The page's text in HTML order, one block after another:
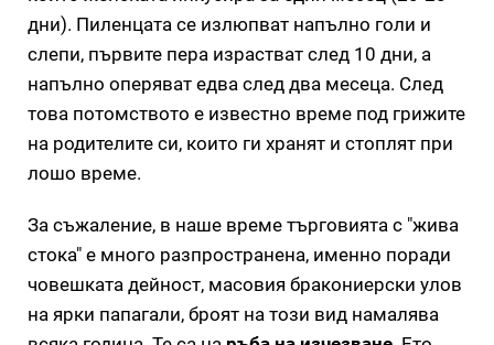
дни). Пиленцата се излюпват напълно голи и
слепи, първите пера израстват след 10 дни, а
напълно оперяват едва след два месеца. След
това потомството е известно време под грижите
на родителите си, които ги хранят и стоплят при
лошо време.
За съжаление, в наше време търговията с "жива
стока" е много разпространена, именно поради
човешката дейност, масовия бракониерски улов
на ярки папагали, броят на този вид намалява